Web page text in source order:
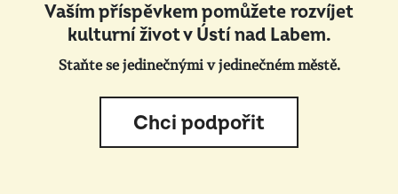
Vaším příspěvkem pomůžete rozvíjet
kulturní život v Ústí nad Labem.
Staňte se jedinečnými v jedinečném městě.
Chci podpořit